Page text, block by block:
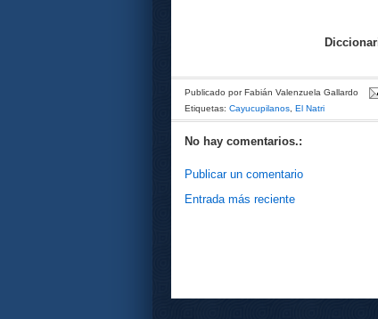
Publicado por Fabián Valenzuela Gallardo
Etiquetas: Cayucupilanos, El Natri
No hay comentarios.:
Publicar un comentario
Entrada más reciente